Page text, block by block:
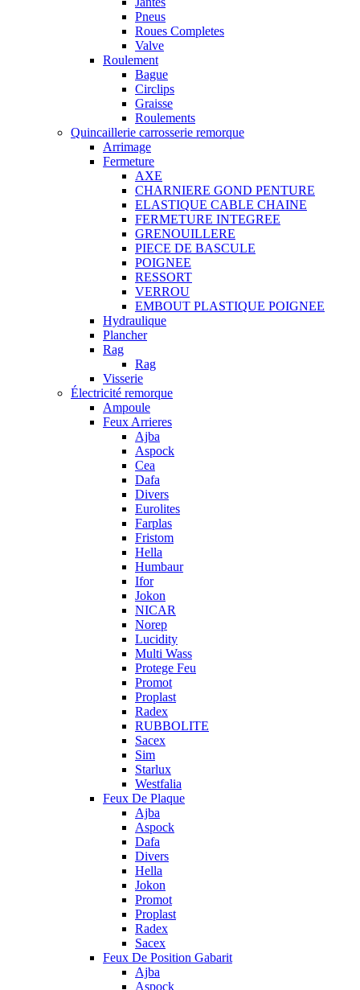
Pneus
Roues Completes
Valve
Roulement
Bague
Circlips
Graisse
Roulements
Quincaillerie carrosserie remorque
Arrimage
Fermeture
AXE
CHARNIERE GOND PENTURE
ELASTIQUE CABLE CHAINE
FERMETURE INTEGREE
GRENOUILLERE
PIECE DE BASCULE
POIGNEE
RESSORT
VERROU
EMBOUT PLASTIQUE POIGNEE
Hydraulique
Plancher
Rag
Rag
Visserie
Électricité remorque
Ampoule
Feux Arrieres
Ajba
Aspock
Cea
Dafa
Divers
Eurolites
Farplas
Fristom
Hella
Humbaur
Ifor
Jokon
NICAR
Norep
Lucidity
Multi Wass
Protege Feu
Promot
Proplast
Radex
RUBBOLITE
Sacex
Sim
Starlux
Westfalia
Feux De Plaque
Ajba
Aspock
Dafa
Divers
Hella
Jokon
Promot
Proplast
Radex
Sacex
Feux De Position Gabarit
Ajba
Aspock